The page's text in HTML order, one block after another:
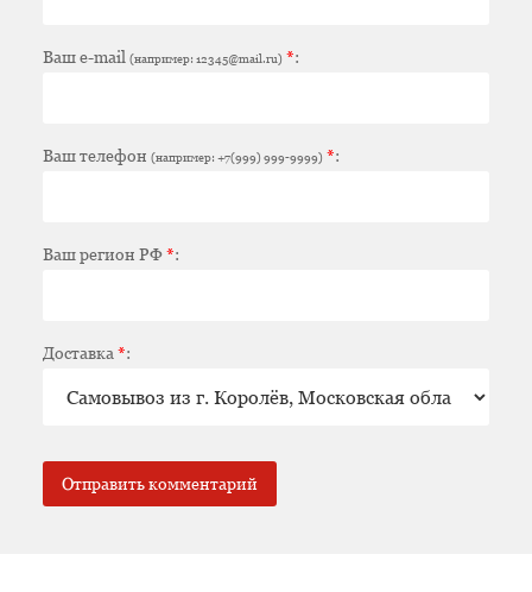
Ваш e-mail (например: 12345@mail.ru) *:
Ваш телефон (например: +7(999) 999-9999) *:
Ваш регион РФ*:
Доставка *: